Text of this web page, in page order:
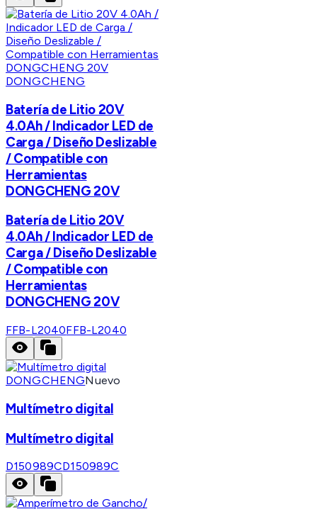
DONGCHENG
Batería de Litio 20V
4.0Ah / Indicador LED de
Carga / Diseño Deslizable
/ Compatible con
Herramientas
DONGCHENG 20V
Batería de Litio 20V
4.0Ah / Indicador LED de
Carga / Diseño Deslizable
/ Compatible con
Herramientas
DONGCHENG 20V
FFB-L2040FFB-L2040
DONGCHENGNuevo
Multímetro digital
Multímetro digital
D150989CD150989C